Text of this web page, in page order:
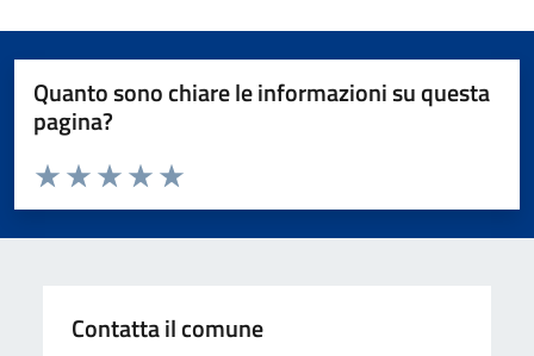
Quanto sono chiare le informazioni su questa
pagina?
Valuta da 1 a 5 stelle la pagina
Valuta 5 stelle su 5
Valuta 4 stelle su 5
Valuta 3 stelle su 5
Valuta 2 stelle su 5
Valuta 1 stelle su 5
Contatta il comune